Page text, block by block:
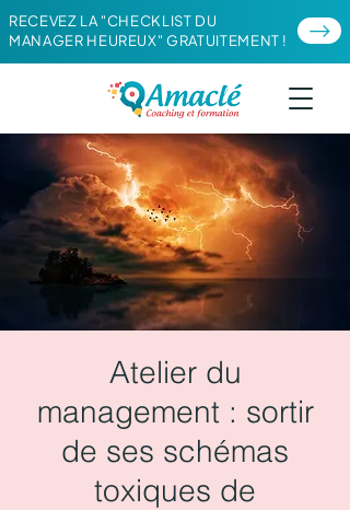
RECEVEZ LA "CHECKLIST DU
MANAGER HEUREUX" GRATUITEMENT !
Atelier du
management : sortir
de ses schémas
toxiques de